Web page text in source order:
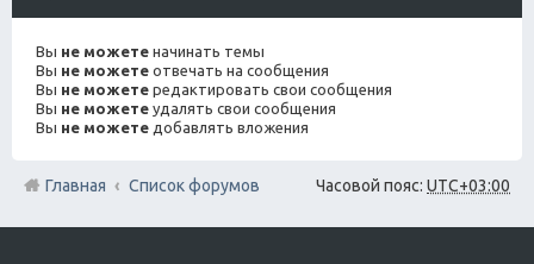
Вы не можете начинать темы
Вы не можете отвечать на сообщения
Вы не можете редактировать свои сообщения
Вы не можете удалять свои сообщения
Вы не можете добавлять вложения
Часовой пояс: UTC+03:00
Главная Список форумов